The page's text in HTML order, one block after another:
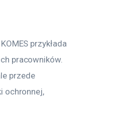
przykłada
pracowników.
przede
ochronnej,